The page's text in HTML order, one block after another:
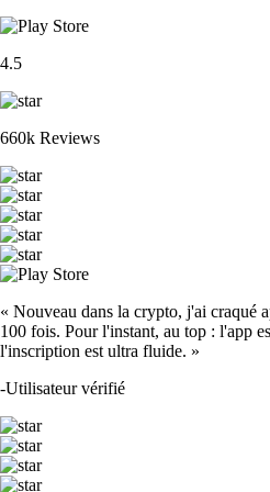
4.5
660k Reviews
« Nouveau dans la crypto, j'ai craqué
100 fois. Pour l'instant, au top : l'app
l'inscription est ultra fluide. »
-Utilisateur vérifié